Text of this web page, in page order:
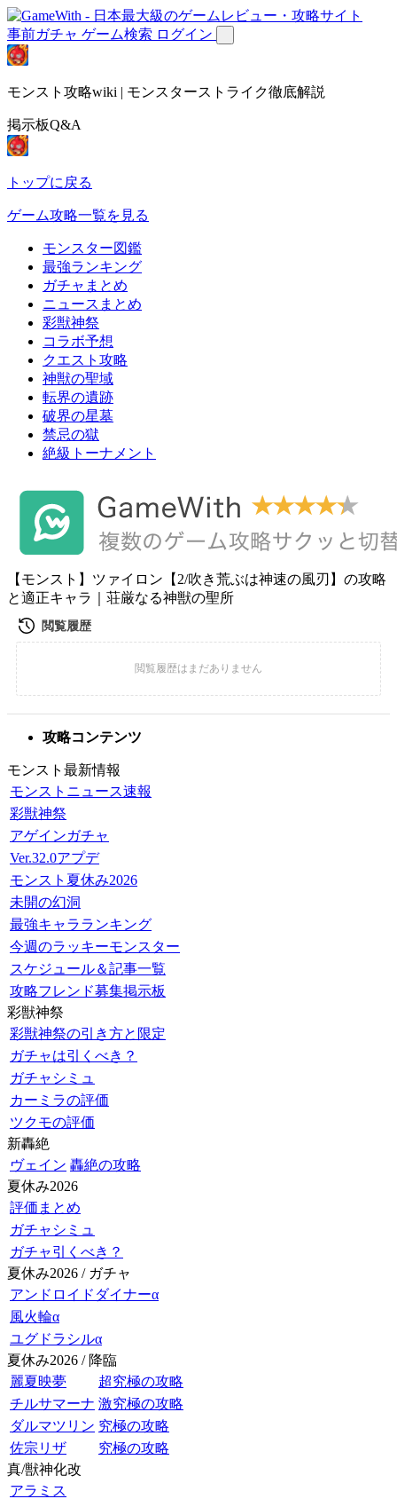
事前ガチャ ゲーム検索 ログイン
モンスト攻略wiki | モンスターストライク徹底解説
掲示板Q&A
トップに戻る
ゲーム攻略一覧を見る
モンスター図鑑
最強ランキング
ガチャまとめ
ニュースまとめ
彩獣神祭
コラボ予想
クエスト攻略
神獣の聖域
転界の遺跡
破界の星墓
禁忌の獄
絶級トーナメント
【モンスト】ツァイロン【2/吹き荒ぶは神速の風刃】の攻略
と適正キャラ｜荘厳なる神獣の聖所
攻略コンテンツ
モンスト最新情報
モンストニュース速報
彩獣神祭
アゲインガチャ
Ver.32.0アプデ
モンスト夏休み2026
未開の幻洞
最強キャラランキング
今週のラッキーモンスター
スケジュール＆記事一覧
攻略フレンド募集掲示板
彩獣神祭
彩獣神祭の引き方と限定
ガチャは引くべき？
ガチャシミュ
カーミラの評価
ツクモの評価
新轟絶
ヴェイン 轟絶の攻略
夏休み2026
評価まとめ
ガチャシミュ
ガチャ引くべき？
夏休み2026 / ガチャ
アンドロイドダイナーα
風火輪α
ユグドラシルα
夏休み2026 / 降臨
麗夏映夢
超究極の攻略
チルサマーナ 激究極の攻略
ダルマツリン 究極の攻略
佐宗リザ
究極の攻略
真/獣神化改
アラミス